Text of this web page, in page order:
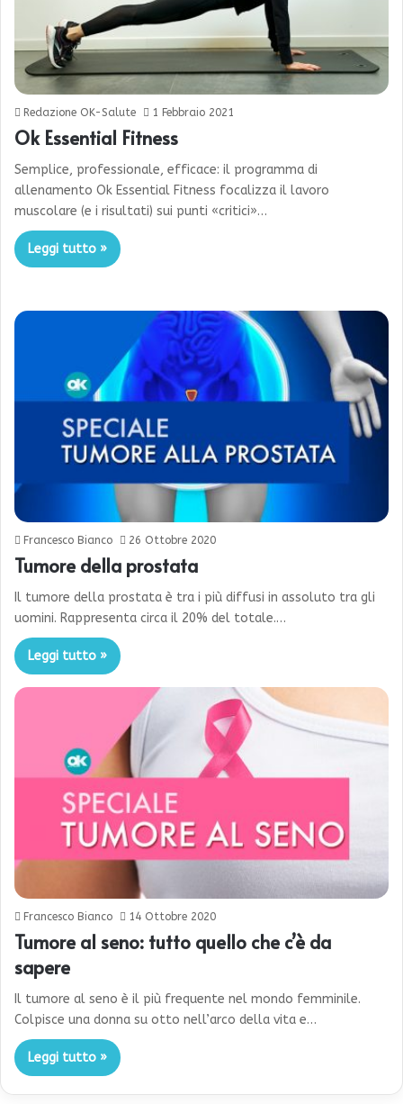
Redazione OK-Salute 1 Febbraio 2021
Ok Essential Fitness
Semplice, professionale, efficace: il programma di
allenamento Ok Essential Fitness focalizza il lavoro
muscolare (e i risultati) sui punti «critici»…
Leggi tutto »
Francesco Bianco 26 Ottobre 2020
Tumore della prostata
Il tumore della prostata è tra i più diffusi in assoluto tra gli
uomini. Rappresenta circa il 20% del totale.…
Leggi tutto »
Francesco Bianco 14 Ottobre 2020
Tumore al seno: tutto quello che c’è da
sapere
Il tumore al seno è il più frequente nel mondo femminile.
Colpisce una donna su otto nell’arco della vita e…
Leggi tutto »